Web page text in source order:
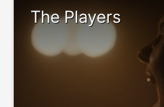
The Players